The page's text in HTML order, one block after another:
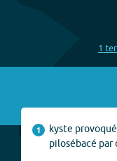
1
1
kyste
pilosébacé par